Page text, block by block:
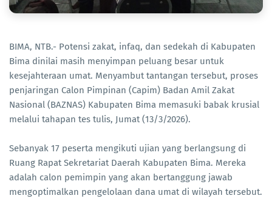
BIMA, NTB.- Potensi zakat, infaq, dan sedekah di Kabupaten
Bima dinilai masih menyimpan peluang besar untuk
kesejahteraan umat. Menyambut tantangan tersebut, proses
penjaringan Calon Pimpinan (Capim) Badan Amil Zakat
Nasional (BAZNAS) Kabupaten Bima memasuki babak krusial
melalui tahapan tes tulis, Jumat (13/3/2026).
Sebanyak 17 peserta mengikuti ujian yang berlangsung di
Ruang Rapat Sekretariat Daerah Kabupaten Bima. Mereka
adalah calon pemimpin yang akan bertanggung jawab
mengoptimalkan pengelolaan dana umat di wilayah tersebut.